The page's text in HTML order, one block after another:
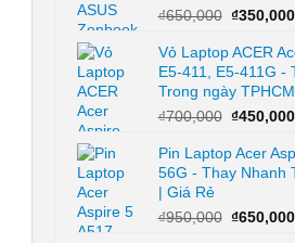
₫650,000 Giá
là:
₫350,000
Vỏ Laptop ACER
E5-411, E5-411G -
Trong ngày TPHCM
₫700,000 Giá
là:
₫450,000
Pin Laptop Acer
56G - Thay Nhanh
| Giá Rẻ
₫950,000 Giá
₫650,000